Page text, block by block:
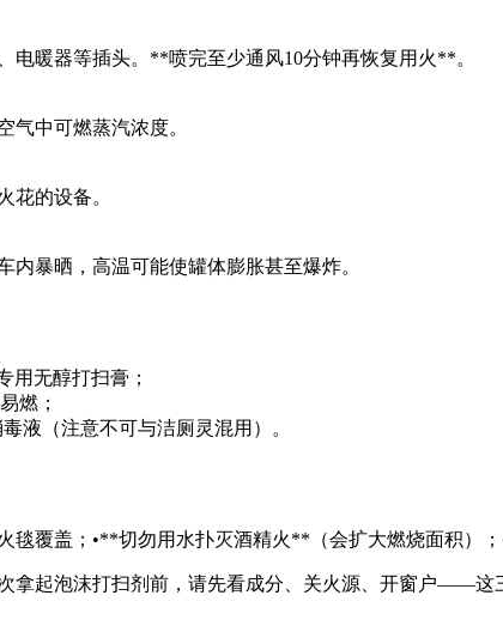
暖器等插头。**喷完至少通风10分钟再恢复用火**。
气中可燃蒸汽浓度。
花的设备。
暴晒，高温可能使罐体膨胀甚至爆炸。
用无醇打扫膏；
燃；
液（注意不可与洁厕灵混用）。
毯覆盖；•**切勿用水扑灭酒精火**（会扩大燃烧面积）；
拿起泡沫打扫剂前，请先看成分、关火源、开窗户——这